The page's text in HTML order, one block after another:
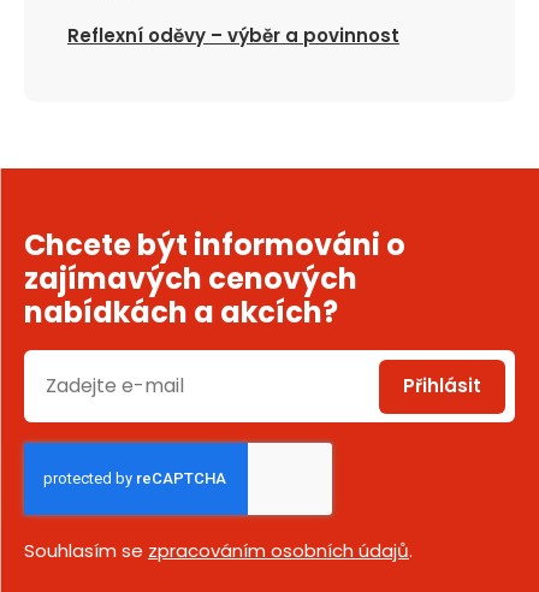
Reflexní oděvy – výběr a povinnost
Chcete být informováni o
zajímavých cenových
nabídkách a akcích?
Přihlásit
Souhlasím se zpracováním osobních údajů.